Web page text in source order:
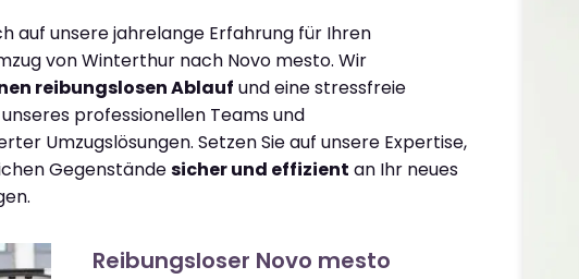
auf unsere jahrelange Erfahrung für Ihren
von Winterthur nach Novo mesto. Wir
reibungslosen Ablauf und eine stressfreie
professionellen Teams und
Umzugslösungen. Setzen Sie auf unsere Expertise,
Gegenständesicher und effizient an Ihr neues
Reibungsloser Novo mesto